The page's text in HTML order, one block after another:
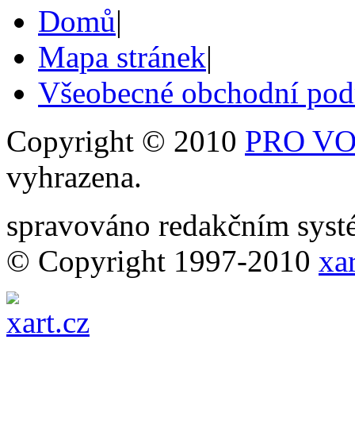
Domů|
Mapa stránek|
Všeobecné obchodní
Copyright © 2010 PRO
vyhrazena.
spravováno redakčním
© Copyright 1997-2010